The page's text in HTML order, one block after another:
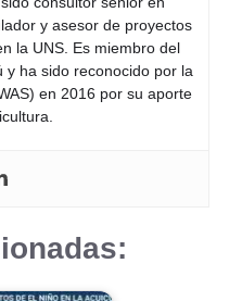
y asesor de proyectos
la UNS. Es miembro del
y ha sido reconocido por la
en 2016 por su aporte